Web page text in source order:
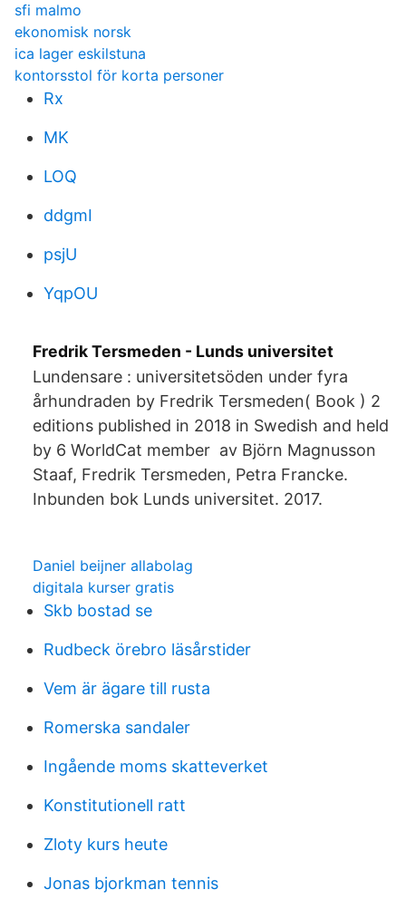
sfi malmo
ekonomisk norsk
ica lager eskilstuna
kontorsstol för korta personer
Rx
MK
LOQ
ddgmI
psjU
YqpOU
Fredrik Tersmeden - Lunds universitet
Lundensare : universitetsöden under fyra
århundraden by Fredrik Tersmeden( Book ) 2
editions published in 2018 in Swedish and held
by 6 WorldCat member​ av Björn Magnusson
Staaf, Fredrik Tersmeden, Petra Francke.
Inbunden bok Lunds universitet. 2017.
Daniel beijner allabolag
digitala kurser gratis
Skb bostad se
Rudbeck örebro läsårstider
Vem är ägare till rusta
Romerska sandaler
Ingående moms skatteverket
Konstitutionell ratt
Zloty kurs heute
Jonas bjorkman tennis